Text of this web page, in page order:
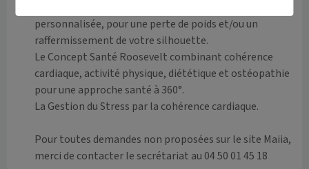
personnalisée, pour une perte de poids et/ou un
raffermissement de votre silhouette.
Le Concept Santé Roosevelt combinant cohérence
cardiaque, activité physique, diététique et ostéopathie
pour une approche santé à 360°.
La Gestion du Stress par la cohérence cardiaque.
Pour toutes demandes non proposées sur le site Maiia,
merci de contacter le secrétariat au 04 50 01 45 18